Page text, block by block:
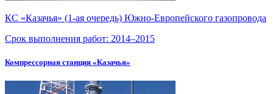
КС «Казачья» (1-ая очередь) Южно-Европейского газопровода
Срок выполнения работ: 2014–2015
Компрессорная станция «Казачья»